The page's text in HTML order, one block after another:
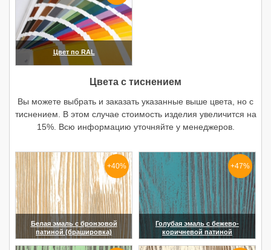
Цвет по RAL
Цвета с тиснением
Вы можете выбрать и заказать указанные выше цвета, но с
тиснением. В этом случае стоимость изделия увеличится на
15%. Всю информацию уточняйте у менеджеров.
Белая эмаль с бронзовой
патиной (брашировка)
(увеличить)
+40%
Голубая эмаль с бежево-
коричневой патиной
(увеличить)
+47%